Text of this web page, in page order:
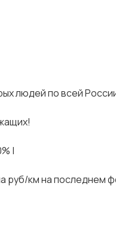
людей по всей
|
руб/км на последнем